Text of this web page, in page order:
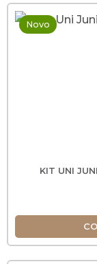
Novo
KIT UNI